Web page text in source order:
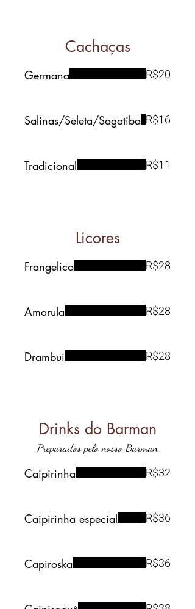
Cachaças
Germana R$20
Salinas/Seleta/Sagatiba R$16
Tradicional R$11
Licores
Frangelico R$28
Amarula R$28
Drambui R$28
Drinks do Barman
Preparados pelo nosso Barman
Caipirinha R$32
Caipirinha especial R$36
Capiroska R$36